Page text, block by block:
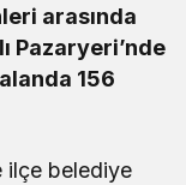
arasında
Pazaryeri’nde
156
ilçe belediye